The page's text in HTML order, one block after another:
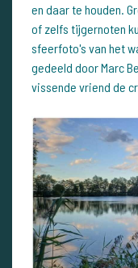
en daar te houden.
of zelfs tijgernoten
sfeerfoto's van het
gedeeld door Marc
vissende vriend de